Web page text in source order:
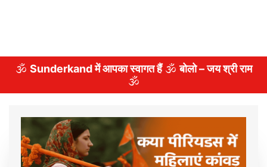
🕉️ Sunderkand में आपका स्वागत हैं🕉️बोलो – जय श्री राम
🕉️